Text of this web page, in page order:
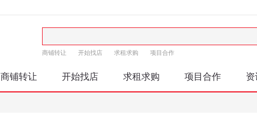
商铺转让 开始找店 求租求购 项目合作
商铺转让 开始找店 求租求购 项目合作 资